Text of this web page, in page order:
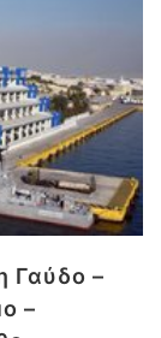
Γαύδο –
–